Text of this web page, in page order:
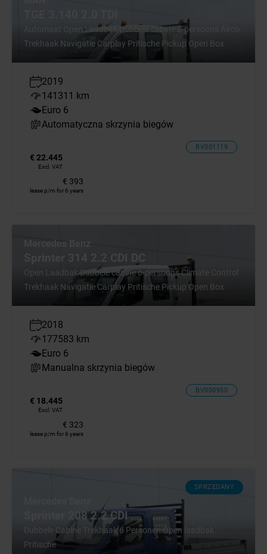
Automaat Open Laadbak Dubbele cabine 6-persoons Airco
Trekhaak Navigatie Carplay Pritische Pickup Open Box
2019
141311 km
Euro 6
Automatyczna skrzynia biegów
BV001119
€ 22.445
Excl. VAT
€ 393
lease p/m for 6 years
Mercedes Benz
Sprinter 314 2.2 CDI DC
Open Laadbak Dubbele cabine 6-persoons Climate Control
Trekhaak Navigatie Carplay Pritische Pickup Open Box
2018
177583 km
Euro 6
Manualna skrzynia biegów
BV000950
€ 18.445
Excl. VAT
€ 323
lease p/m for 6 years
SPRZEDANY
Sprinter 208 2.2 CDI
Dubbele Cabine Trekhaak 6 Personen Open laadbak
Pritische